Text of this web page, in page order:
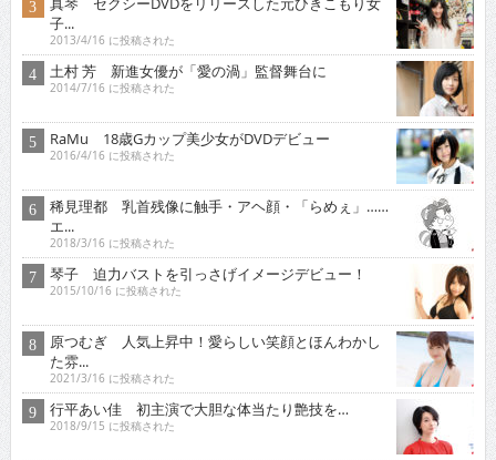
子...
2013/4/16 に投稿された
土村 芳 新進女優が「愛の渦」監督舞台に
2014/7/16 に投稿された
RaMu 18歳Gカップ美少女がDVDデビュー
2016/4/16 に投稿された
稀見理都 乳首残像に触手・アヘ顔・「らめぇ」……
エ...
2018/3/16 に投稿された
琴子 迫力バストを引っさげイメージデビュー！
2015/10/16 に投稿された
原つむぎ 人気上昇中！愛らしい笑顔とほんわかし
た雰...
2021/3/16 に投稿された
行平あい佳 初主演で大胆な体当たり艶技を…
2018/9/15 に投稿された